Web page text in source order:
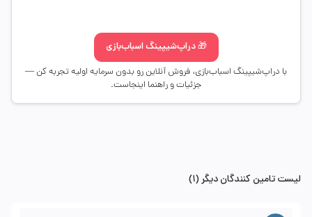
🎁 دراپ‌شیپینگ اسباب‌بازی
با دراپ‌شیپینگ اسباب‌بازی، فروش آنلاین رو بدون سرمایه اولیه تجربه کن —
جزئیات و راهنما اینجاست.
لیست تامین کنندگان دیگر (1)